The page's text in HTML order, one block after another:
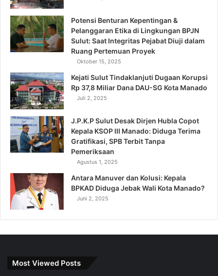
Potensi Benturan Kepentingan &
Pelanggaran Etika di Lingkungan BPJN
Sulut: Saat Integritas Pejabat Diuji dalam
Ruang Pertemuan Proyek
Oktober 15, 2025
Kejati Sulut Tindaklanjuti Dugaan Korupsi
Rp 37,8 Miliar Dana DAU-SG Kota Manado
Juli 2, 2025
J.P.K.P Sulut Desak Dirjen Hubla Copot
Kepala KSOP III Manado: Diduga Terima
Gratifikasi, SPB Terbit Tanpa
Pemeriksaan
Agustus 1, 2025
Antara Manuver dan Kolusi: Kepala
BPKAD Diduga Jebak Wali Kota Manado?
Juni 2, 2025
Most Viewed Posts